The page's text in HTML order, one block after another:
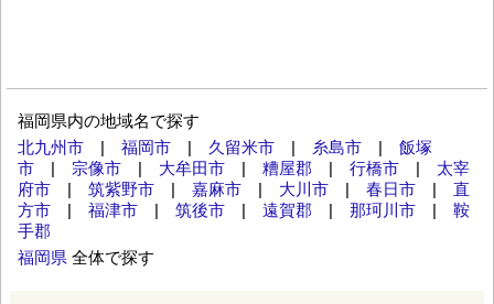
福岡県内の地域名で探す
北九州市
福岡市 久留米市 糸島市
飯塚
市
宗像市 大牟田市 糟屋郡 行橋市
太宰
府市
筑紫野市 嘉麻市 大川市 春日市
直
方市
福津市 筑後市 遠賀郡 那珂川市
鞍
手郡
福岡県 全体で探す